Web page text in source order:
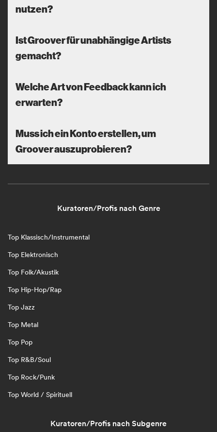
nutzen?
Ist Groover für unabhängige Artists
gemacht?
Welche Art von Feedback kann ich
erwarten?
Muss ich ein Konto erstellen, um
Groover auszuprobieren?
Kuratoren/Profis nach Genre
Top Klassisch/Instrumental
Top Elektronisch
Top Folk/Akustik
Top Hip-Hop/Rap
Top Jazz
Top Metal
Top Pop
Top R&B/Soul
Top Rock/Punk
Top World / Spirituell
Kuratoren/Profis nach Subgenre